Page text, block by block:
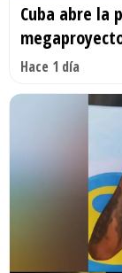
Cuba abre la
Hace 1 día